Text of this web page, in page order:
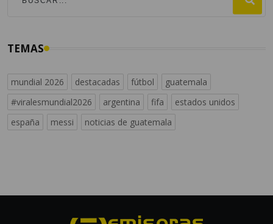
TEMAS
mundial 2026 destacadas fútbol
guatemala
#viralesmundial2026
argentina fifa
estados unidos
españa
messi noticias de guatemala